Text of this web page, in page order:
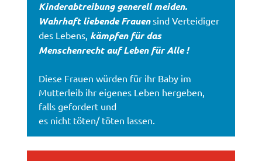
Kinderabtreibung generell meiden.
Wahrhaft liebende Frauensind Verteidiger
des Lebens, kämpfen für das
Menschenrecht auf Leben für Alle !
Diese Frauen würden für ihr Baby im
Mutterleib ihr eigenes Leben hergeben,
falls gefordert und
es nicht töten/ töten lassen.